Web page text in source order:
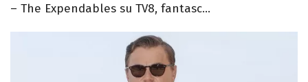
– The Expendables su TV8, fantasc...